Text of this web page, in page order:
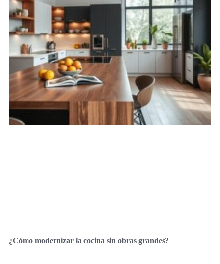
¿Cómo modernizar la cocina sin obras grandes?